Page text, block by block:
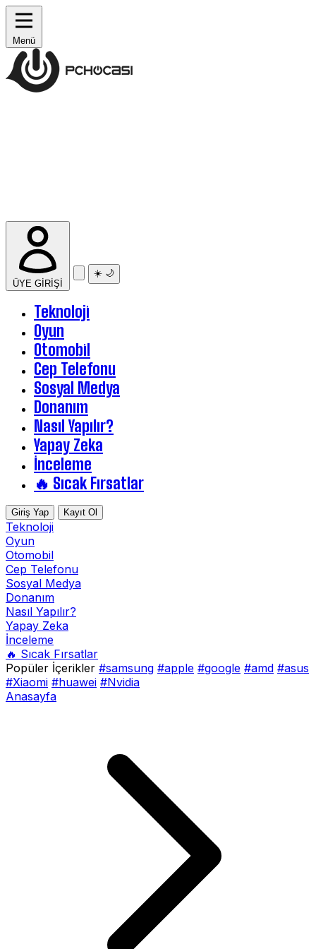
Menü
ÜYE GİRİŞİ
☀️ 🌙
Teknoloji
Oyun
Otomobil
Cep Telefonu
Sosyal Medya
Donanım
Nasıl Yapılır?
Yapay Zeka
İnceleme
🔥 Sıcak Fırsatlar
Giriş Yap Kayıt Ol
Teknoloji
Oyun
Otomobil
Cep Telefonu
Sosyal Medya
Donanım
Nasıl Yapılır?
Yapay Zeka
İnceleme
🔥 Sıcak Fırsatlar
Popüler İçerikler #samsung #apple #google #amd #asus
#Xiaomi #huawei #Nvidia
Anasayfa